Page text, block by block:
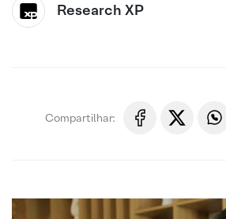
Research XP
Compartilhar: